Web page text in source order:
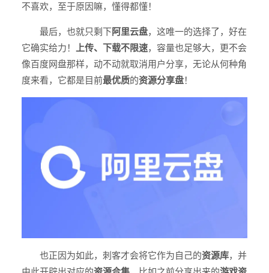
不喜欢，至于原因嘛，懂得都懂！
最后，也就只剩下阿里云盘，这唯一的选择了，好在
它确实给力！
上传、下载不限速，容量也足够大，更不会
像百度网盘那样，动不动就取消用户分享，无论从何种角
度来看，它都是目前最优质的资源分享盘！
也正因为如此，刺客才会将它作为自己的资源库，并